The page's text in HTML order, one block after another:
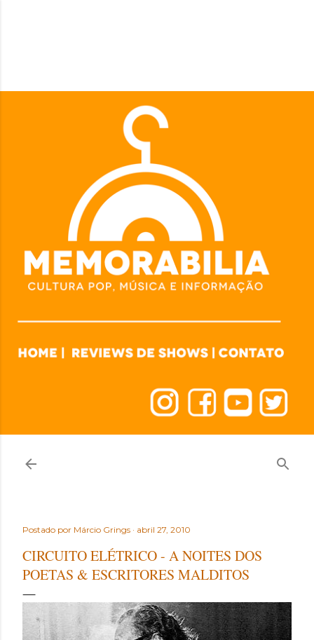
Postado por Márcio Grings abril 27, 2010
CIRCUITO ELÉTRICO - A NOITES DOS
POETAS & ESCRITORES MALDITOS